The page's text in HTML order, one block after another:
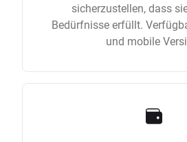
sicherzustellen, dass
Bedürfnisse erfüllt.
und mobile